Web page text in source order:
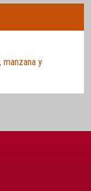
manzana y